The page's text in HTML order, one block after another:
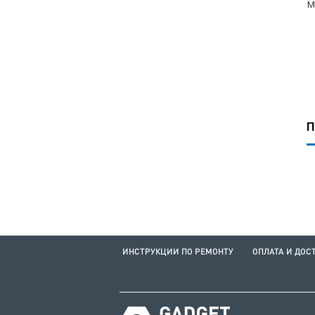
ИНСТРУКЦИИ ПО РЕМОНТУ ОПЛАТА И